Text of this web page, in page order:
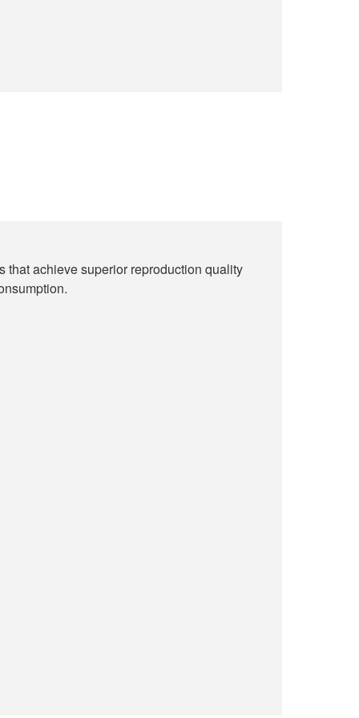
that achieve superior reproduction quality